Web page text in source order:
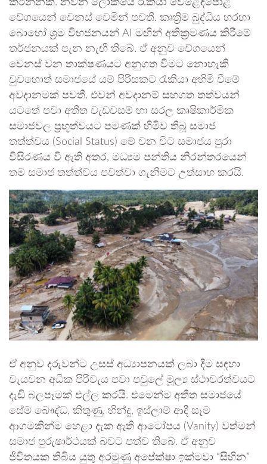
කරන්නකි. නවීන ලෝකයේ රැකියා වෙළෙඳපොළ
වේගයෙන් වෙනස් වෙමින් පවතී. කෘත්‍රිම බුද්ධිය හරහා
බොහෝ ශ්‍රම විභජනයන් AI මඟින් අතික්‍රමණය කිරීමේ
තර්ජනයක් පැන නැඟී තිබේ. ඒ අනුව වේගයෙන්
වෙනස් වන තාක්ෂණයට අනුගත වීමට නොහැකි
වුවහොත් සමාජයේ යම් පිරිසකට රැකියා අහිමි වීමේ
අවදානමක් පවතී. එවන් අවදානම් සහගත තත්වයන්
යටතේ පවා අතීත වැඩවසම් හා සරල කෘෂිකාර්මික
සමාජවල ප්‍රභූත්වයට පමණක් හිමිව තිබූ සමාජ
තත්ත්වය (Social Status) මේ වන විට සමාජය පුරා
විසිරණය වී ඇති අතර, මධ්‍යම පන්තිය නිරන්තරයෙන්
තම සමාජ තත්ත්වය පවත්වා ගැනීමට උත්සාහ කරයි.
​ඒ අනුව දරුවන්ට උසස් අධ්‍යාපනයක් ලබා දීම සඳහා
වැයවන අධික පිරිවැය පවා පවුලේ මූල්‍ය ස්ථාවරත්වයට
දැඩි බලපෑමක් එල්ල කරයි. එමෙන්ම අතීත සමාජයේ
සේම බෞද්ධ, කිතුණු, හින්දු, ඉස්ලාම් ආදී සෑම
ආගමකින්ම හෙළා දැක ඇති ආටෝපය (Vanity) වත්මන්
සමාජ පුරුෂාර්ථයක් බවට පත්ව තිබේ. ඒ අනුව
ජීවිතයක තිබිය යුතු අරමුණු අපේක්ෂා ඉක්මවා “සිහින”